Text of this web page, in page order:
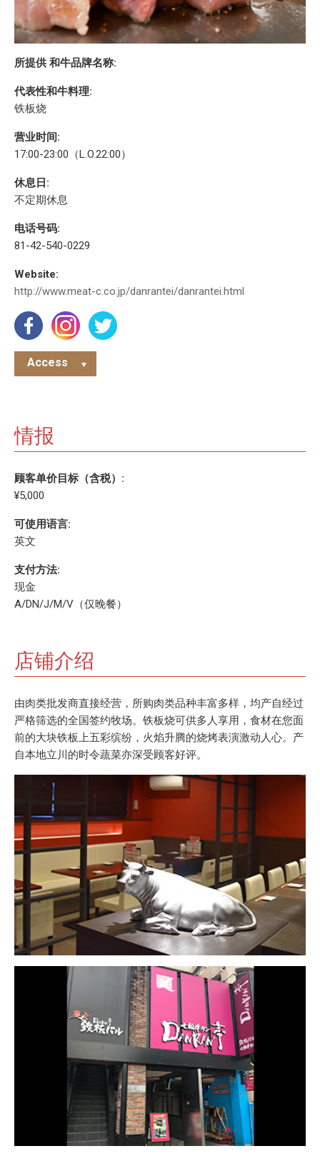
所提供 和牛品牌名称:
代表性和牛料理:
铁板烧
营业时间:
17:00-23:00（L.O.22:00）
休息日:
不定期休息
电话号码:
81-42-540-0229
Website:
http://www.meat-c.co.jp/danrantei/danrantei.html
Access
情报
顾客单价目标（含税）:
¥5,000
可使用语言:
英文
支付方法:
现金
A/DN/J/M/V（仅晚餐）
店铺介绍
由肉类批发商直接经营，所购肉类品种丰富多样，均产自经过
严格筛选的全国签约牧场。铁板烧可供多人享用，食材在您面
前的大块铁板上五彩缤纷，火焰升腾的烧烤表演激动人心。产
自本地立川的时令蔬菜亦深受顾客好评。